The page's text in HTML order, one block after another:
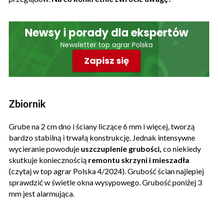
Newsy i porady dla ekspertów
Newsletter top agrar Polska
Zapisz się
Zbiornik
Grube na 2 cm dno i ściany liczące 6 mm i więcej, tworzą
bardzo stabilną i trwałą konstrukcję. Jednak intensywne
wycieranie powoduje uszczuplenie grubości, co niekiedy
skutkuje koniecznością remontu skrzyni i mieszadła
(czytaj w top agrar Polska 4/2024). Grubość ścian najlepiej
sprawdzić w świetle okna wysypowego. Grubość poniżej 3
mm jest alarmująca.